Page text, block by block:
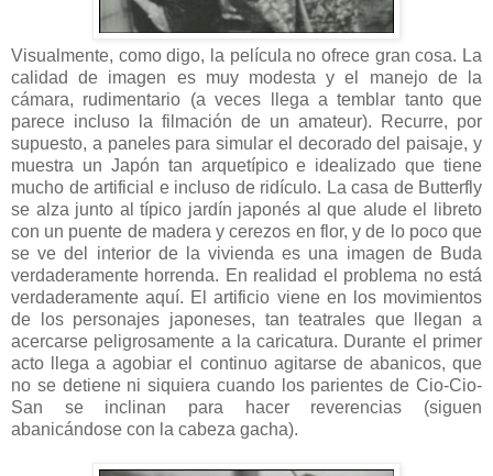
Visualmente, como digo, la película no ofrece gran cosa. La
calidad de imagen es muy modesta y el manejo de la
cámara, rudimentario (a veces llega a temblar tanto que
parece incluso la filmación de un amateur). Recurre, por
supuesto, a paneles para simular el decorado del paisaje, y
muestra un Japón tan arquetípico e idealizado que tiene
mucho de artificial e incluso de ridículo. La casa de Butterfly
se alza junto al típico jardín japonés al que alude el libreto
con un puente de madera y cerezos en flor, y de lo poco que
se ve del interior de la vivienda es una imagen de Buda
verdaderamente horrenda. En realidad el problema no está
verdaderamente aquí. El artificio viene en los movimientos
de los personajes japoneses, tan teatrales que llegan a
acercarse peligrosamente a la caricatura. Durante el primer
acto llega a agobiar el continuo agitarse de abanicos, que
no se detiene ni siquiera cuando los parientes de Cio-Cio-
San se inclinan para hacer reverencias (siguen
abanicándose con la cabeza gacha).